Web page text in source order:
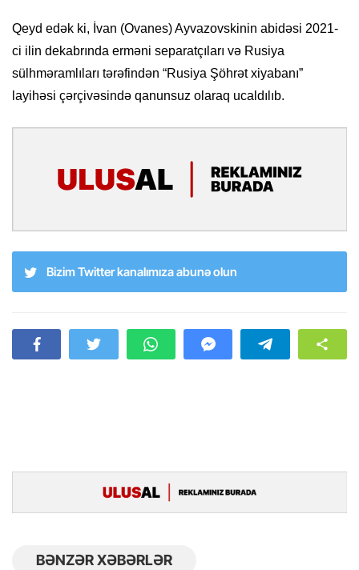
Qeyd edək ki, İvan (Ovanes) Ayvazovskinin abidəsi 2021-
ci ilin dekabrında erməni separatçıları və Rusiya
sülhməramlıları tərəfindən “Rusiya Şöhrət xiyabanı”
layihəsi çərçivəsində qanunsuz olaraq ucaldılıb.
Bizim Twitter kanalımıza abunə olun
BƏNZƏR XƏBƏRLƏR